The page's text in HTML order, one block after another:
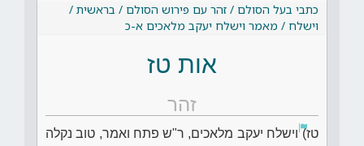
כתבי בעל הסולם / זהר עם פירוש הסולם / בראשית /
וישלח / מאמר וישלח יעקב מלאכים א-כ
אות טז
זהר
טז)וישלח יעקב מלאכים, ר"ש פתח ואמר, טוב נקלה